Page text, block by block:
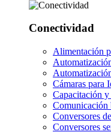
Conectividad
Alimentación
Cámaras para
Capacitación y
Comunicación
Conversores
Conversores